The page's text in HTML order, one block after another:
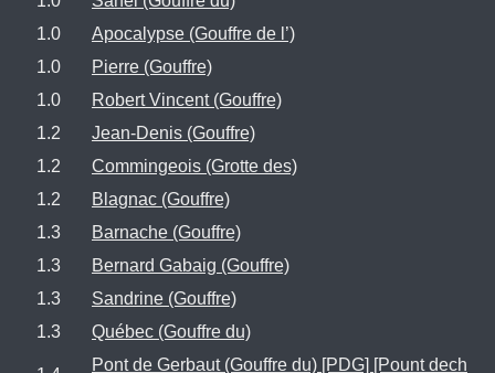
1.0
Apocalypse (Gouffre de l’)
1.0
Pierre (Gouffre)
1.0
Robert Vincent (Gouffre)
1.2
Jean-Denis (Gouffre)
1.2
Commingeois (Grotte des)
1.2
Blagnac (Gouffre)
1.3
Barnache (Gouffre)
1.3
Bernard Gabaig (Gouffre)
1.3
Sandrine (Gouffre)
1.3
Québec (Gouffre du)
Pont de Gerbaut (Gouffre du) [PDG] [Pount dech